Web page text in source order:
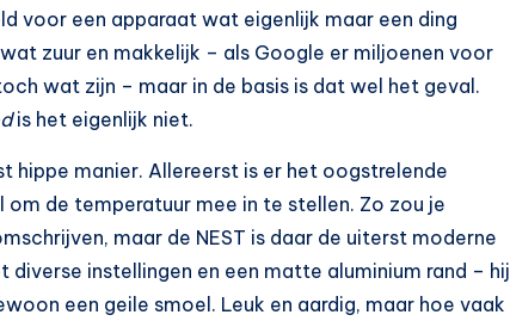
voor een apparaat wat eigenlijk maar een ding
zuur en makkelijk – als Google er miljoenen voor
wat zijn – maar in de basis is dat wel het geval.
is het eigenlijk niet.
hippe manier. Allereerst is er het oogstrelende
de temperatuur mee in te stellen. Zo zou je
maar de NEST is daar de uiterst moderne
diverse instellingen en een matte aluminium rand – hij
een geile smoel. Leuk en aardig, maar hoe vaak